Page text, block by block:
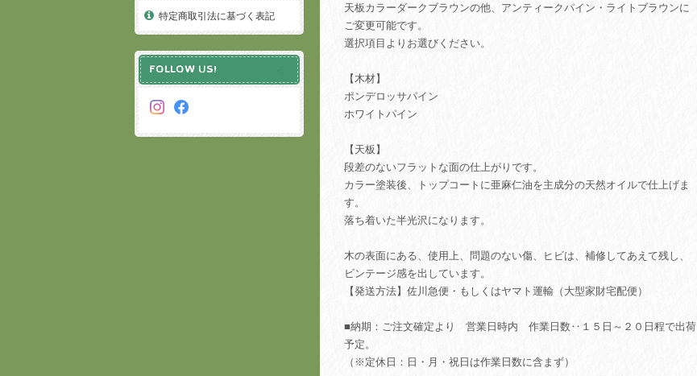
天板カラーダークブラウンの他、アンティークパイン・ライトブラウンに
ご変更可能です。
選択項目よりお選びください。
【木材】
ポンデロッサパイン
ホワイトパイン
【天板】
段差のないフラットな面の仕上がりです。
カラー塗装後、トップコートに亜麻仁油を主成分の天然オイルで仕上げま
す。
落ち着いた半光沢になります。
木の表面にある、使用上、問題のない傷、ヒビは、補修してあえて残し、
ビンテージ感を出しています。
【発送方法】佐川急便・もしくはヤマト運輸（大型家財宅配便）
■納期：ご注文確定より 営業日時内 作業日数‥１５日～２０日程で出荷
予定。
（※定休日：日・月・祝日は作業日数に含まず）
特定商取引法に基づく表記
FOLLOW US!